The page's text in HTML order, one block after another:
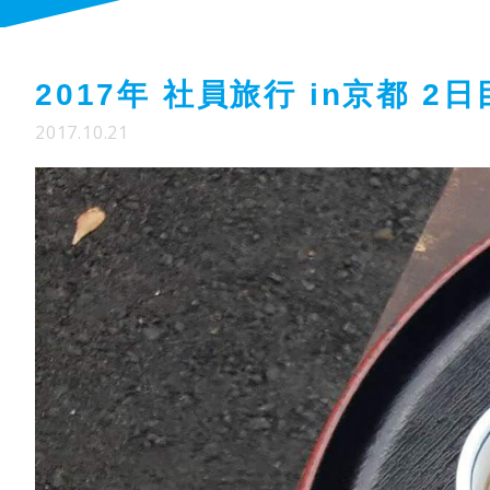
2017年 社員旅行 in京都 2日
2017.10.21